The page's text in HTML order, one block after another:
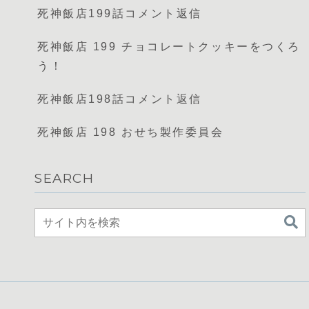
死神飯店199話コメント返信
死神飯店 199 チョコレートクッキーをつくろ
う！
死神飯店198話コメント返信
死神飯店 198 おせち製作委員会
SEARCH